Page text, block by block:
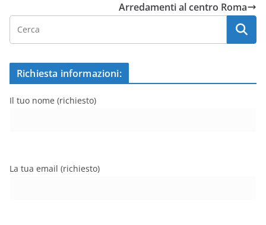
Arredamenti al centro Roma
Richiesta informazioni:
Il tuo nome (richiesto)
La tua email (richiesto)